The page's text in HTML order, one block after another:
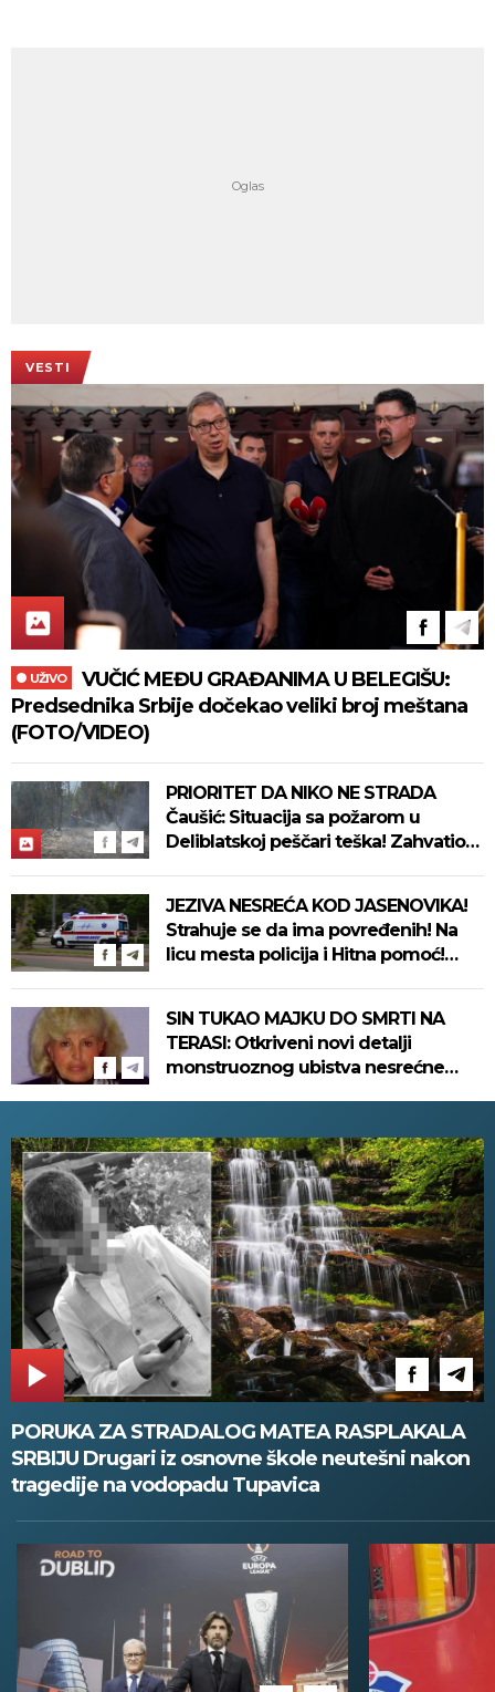
VESTI
UŽIVO
Predsednika Srbije dočekao veliki broj meštana
(FOTO/VIDEO)
PRIORITET DA NIKO NE STRADA
Čaušić: Situacija sa požarom u
Deliblatskoj peščari teška! Zahvatio
JEZIVA NESREĆA KOD JASENOVIKA!
Strahuje se da ima povređenih! Na
licu mesta policija i Hitna pomoć!
SIN TUKAO MAJKU DO SMRTI NA
TERASI: Otkriveni novi detalji
monstruoznog ubistva nesrećne
PORUKA ZA STRADALOG MATEA RASPLAKALA
SRBIJU Drugari iz osnovne škole neutešni nakon
tragedije na vodopadu Tupavica